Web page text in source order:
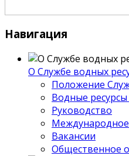
Навигация
О Службе водных
Положение
Водные
Руководство
Международное
Вакансии
Общественное